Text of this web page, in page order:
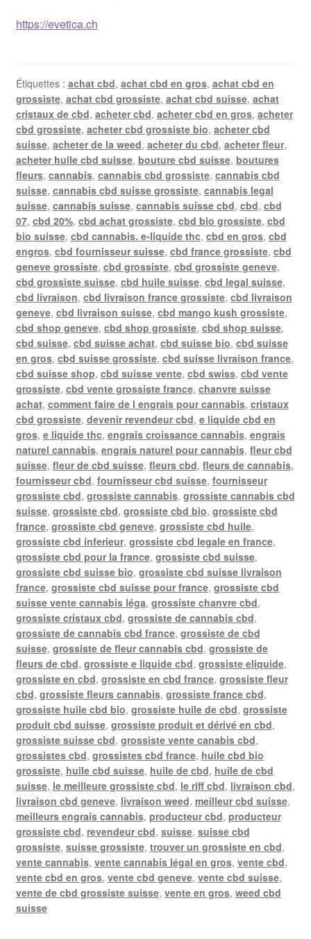
https://evetica.ch
Étiquettes : achat cbd, achat cbd en gros, achat cbd en
grossiste, achat cbd grossiste, achat cbd suisse, achat
cristaux de cbd, acheter cbd, acheter cbd en gros, acheter
cbd grossiste, acheter cbd grossiste bio, acheter cbd
suisse, acheter de la weed, acheter du cbd, acheter fleur,
acheter huile cbd suisse, bouture cbd suisse, boutures
fleurs, cannabis, cannabis cbd grossiste, cannabis cbd
suisse, cannabis cbd suisse grossiste, cannabis legal
suisse, cannabis suisse, cannabis suisse cbd, cbd, cbd
07, cbd 20%, cbd achat grossiste, cbd bio grossiste, cbd
bio suisse, cbd cannabis. e-liquide thc, cbd en gros, cbd
engros, cbd fournisseur suisse, cbd france grossiste, cbd
geneve grossiste, cbd grossiste, cbd grossiste geneve,
cbd grossiste suisse, cbd huile suisse, cbd legal suisse,
cbd livraison, cbd livraison france grossiste, cbd livraison
geneve, cbd livraison suisse, cbd mango kush grossiste,
cbd shop geneve, cbd shop grossiste, cbd shop suisse,
cbd suisse, cbd suisse achat, cbd suisse bio, cbd suisse
en gros, cbd suisse grossiste, cbd suisse livraison france,
cbd suisse shop, cbd suisse vente, cbd swiss, cbd vente
grossiste, cbd vente grossiste france, chanvre suisse
achat, comment faire de l engrais pour cannabis, cristaux
cbd grossiste, devenir revendeur cbd, e liquide cbd en
gros, e liquide thc, engrais croissance cannabis, engrais
naturel cannabis, engrais naturel pour cannabis, fleur cbd
suisse, fleur de cbd suisse, fleurs cbd, fleurs de cannabis,
fournisseur cbd, fournisseur cbd suisse, fournisseur
grossiste cbd, grossiste cannabis, grossiste cannabis cbd
suisse, grossiste cbd, grossiste cbd bio, grossiste cbd
france, grossiste cbd geneve, grossiste cbd huile,
grossiste cbd inferieur, grossiste cbd legale en france,
grossiste cbd pour la france, grossiste cbd suisse,
grossiste cbd suisse bio, grossiste cbd suisse livraison
france, grossiste cbd suisse pour france, grossiste cbd
suisse vente cannabis léga, grossiste chanvre cbd,
grossiste cristaux cbd, grossiste de cannabis cbd,
grossiste de cannabis cbd france, grossiste de cbd
suisse, grossiste de fleur cannabis cbd, grossiste de
fleurs de cbd, grossiste e liquide cbd, grossiste eliquide,
grossiste en cbd, grossiste en cbd france, grossiste fleur
cbd, grossiste fleurs cannabis, grossiste france cbd,
grossiste huile cbd bio, grossiste huile de cbd, grossiste
produit cbd suisse, grossiste produit et dérivé en cbd,
grossiste suisse cbd, grossiste vente canabis cbd,
grossistes cbd, grossistes cbd france, huile cbd bio
grossiste, huile cbd suisse, huile de cbd, huile de cbd
suisse, le meilleure grossiste cbd, le riff cbd, livraison cbd,
livraison cbd geneve, livraison weed, meilleur cbd suisse,
meilleurs engrais cannabis, producteur cbd, producteur
grossiste cbd, revendeur cbd, suisse, suisse cbd
grossiste, suisse grossiste, trouver un grossiste en cbd,
vente cannabis, vente cannabis légal en gros, vente cbd,
vente cbd en gros, vente cbd geneve, vente cbd suisse,
vente de cbd grossiste suisse, vente en gros, weed cbd
suisse